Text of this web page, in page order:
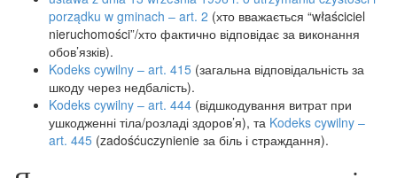
porządku w gminach – art. 2 (хто вважається “właściciel
nieruchomości”/хто фактично відповідає за виконання
обов’язків).
Kodeks cywilny – art. 415 (загальна відповідальність за
шкоду через недбалість).
Kodeks cywilny – art. 444 (відшкодування витрат при
ушкодженні тіла/розладі здоров’я), та Kodeks cywilny –
art. 445 (zadośćuczynienie за біль і страждання).